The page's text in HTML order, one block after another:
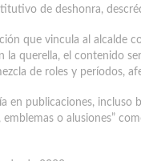
de deshonra,
que vincula al alcalde
la querella, el contenido
de roles y períodos,
en publicaciones, incluso
o alusiones”